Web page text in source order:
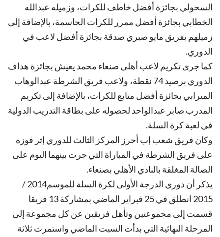
السحولي بجائزة أفضل خاطف للكرات، وزميله عبدالله
الخطابي بجائزة أفضل ممرر للكرات الحاسمة، بالإضافة إلى
زميلهم بفريق مايو صبري صدقة بجائزة أفضل لاعب في
الدوري.
كما جرى تكريم لاعب أهلي صنعاء محمد يعيش بجائزة هداف
الدوري برصيد 74 نقطة، ولاعب فريق الشرطة عبدالوهاب
الميرابي بجائزة أفضل متابع للكرات، بالإضافة إلى تكريم
المدرب صابر عبدالواحد لحصوله على بطاقة التدريب الدولية
في لعبة كرة السلة.
وكان فريق شعب إب أحرز المركز الثالث للدوري إثر فوزه
على فريق الشرطة في المباراة التي جرت بينهما اليوم على
الصالة المغلقة بالنادي الأهلي بصنعاء.
يذكر أن دوري الدرجة الأولى لكرة السلة للموسم2014 /
2015 انطلق في 25 فبراير الماضي بمشاركة 13 فريقا
قسمت إلى مجموعتين وتأهل فريقين عن كل مجموعة إلى
المرحلة النهائية التي بدأت السبت الماضي واستمرت ثلاثة